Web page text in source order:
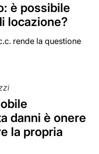
è possibile
locazione?
rende la questione
danni è onere
la propria